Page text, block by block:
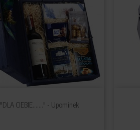
"DLA CIEBIE……." - Upominek
